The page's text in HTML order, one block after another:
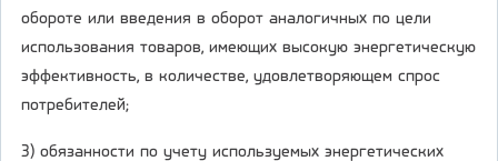
обороте или введения в оборот аналогичных по цели
использования товаров, имеющих высокую энергетическую
эффективность, в количестве, удовлетворяющем спрос
потребителей;
3) обязанности по учету используемых энергетических